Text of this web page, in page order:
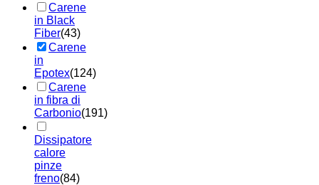
Carene
in Black
Fiber(43)
Carene
in
Epotex(124)
Carene
in fibra di
Carbonio(191)
Dissipatore
calore
pinze
freno(84)